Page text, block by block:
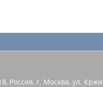
Россия, г. Москва, ул.